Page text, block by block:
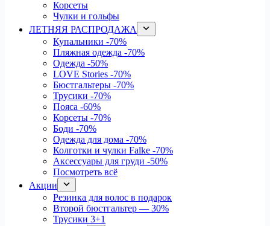
Корсеты
Чулки и гольфы
ЛЕТНЯЯ РАСПРОДАЖА
Купальники -70%
Пляжная одежда -70%
Одежда -50%
LOVE Stories -70%
Бюстгальтеры -70%
Трусики -70%
Пояса -60%
Корсеты -70%
Боди -70%
Одежда для дома -70%
Колготки и чулки Falke -70%
Аксессуары для груди -50%
Посмотреть всё
Акции
Резинка для волос в подарок
Второй бюстгальтер — 30%
Трусики 3+1